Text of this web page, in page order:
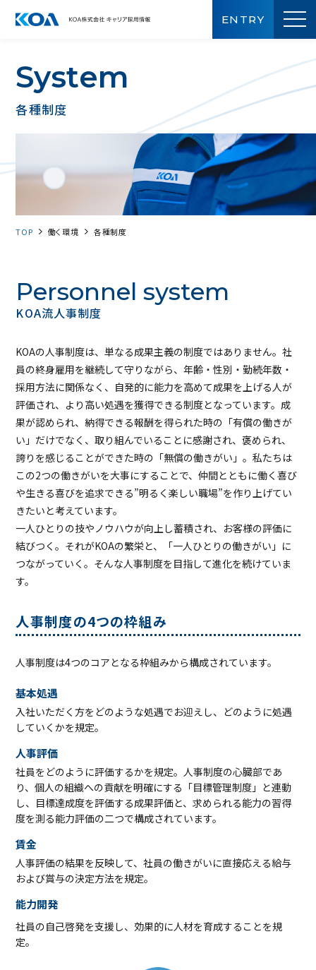
ENTRY
System
各種制度
TOP 働く環境 各種制度
Personnel system
KOA流人事制度
KOAの人事制度は、単なる成果主義の制度ではありません。社
員の終身雇用を継続して守りながら、年齢・性別・勤続年数・
採用方法に関係なく、自発的に能力を高めて成果を上げる人が
評価され、より高い処遇を獲得できる制度となっています。成
果が認められ、納得できる報酬を得られた時の「有償の働きが
い」だけでなく、取り組んでいることに感謝され、褒められ、
誇りを感じることができた時の「無償の働きがい」。私たちは
この2つの働きがいを大事にすることで、仲間とともに働く喜び
や生きる喜びを追求できる”明るく楽しい職場”を作り上げてい
きたいと考えています。
一人ひとりの技やノウハウが向上し蓄積され、お客様の評価に
結びつく。それがKOAの繁栄と、「一人ひとりの働きがい」に
つながっていく。そんな人事制度を目指して進化を続けていま
す。
⼈事制度の4つの枠組み
⼈事制度は4つのコアとなる枠組みから構成されています。
基本処遇
入社いただく方をどのような処遇でお迎えし、どのように処遇
していくかを規定。
⼈事評価
社員をどのように評価するかを規定。人事制度の心臓部であ
り、個人の組織への貢献を明確にする「目標管理制度」と連動
し、目標達成度を評価する成果評価と、求められる能力の習得
度を測る能力評価の二つで構成されています。
賃金
人事評価の結果を反映して、社員の働きがいに直接応える給与
および賞与の決定方法を規定。
能⼒開発
社員の自己啓発を支援し、効果的に人材を育成することを規
定。